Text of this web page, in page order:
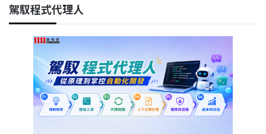
駕馭程式代理人